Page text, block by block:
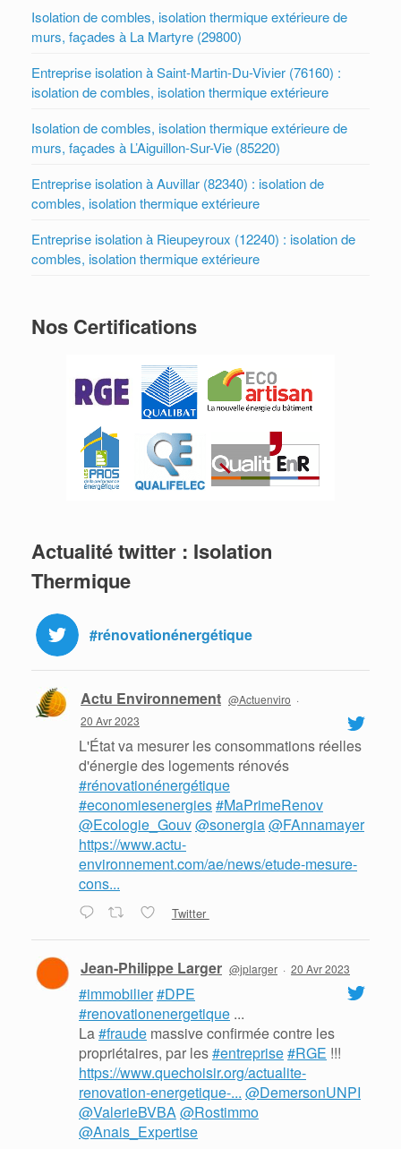
Isolation de combles, isolation thermique extérieure de
murs, façades à La Martyre (29800)
Entreprise isolation à Saint-Martin-Du-Vivier (76160) :
isolation de combles, isolation thermique extérieure
Isolation de combles, isolation thermique extérieure de
murs, façades à L’Aiguillon-Sur-Vie (85220)
Entreprise isolation à Auvillar (82340) : isolation de
combles, isolation thermique extérieure
Entreprise isolation à Rieupeyroux (12240) : isolation de
combles, isolation thermique extérieure
Nos Certifications
Actualité twitter : Isolation
Thermique
#rénovationénergétique
Actu Environnement @Actuenviro ·
20 Avr 2023
L'État va mesurer les consommations réelles
d'énergie des logements rénovés
#rénovationénergétique
#economiesenergies#MaPrimeRenov
@Ecologie_Gouv@sonergia@FAnnamayer
https://www.actu-
environnement.com/ae/news/etude-mesure-
cons...
Twitter
Jean-Philippe Larger @jplarger · 20 Avr 2023
#immobilier#DPE
#renovationenergetique ...
La#fraude massive confirmée contre les
propriétaires, par les#entreprise#RGE !!!
https://www.quechoisir.org/actualite-
renovation-energetique-... @DemersonUNPI
@ValerieBVBA@Rostimmo
@Anais_Expertise